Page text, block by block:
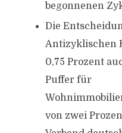
begonnenen
Die
Antizyklischen
0,75 Prozent
Puffer für
von zwei